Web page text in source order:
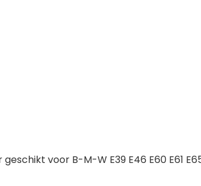
voor B-M-W E39 E46 E60 E61 E65